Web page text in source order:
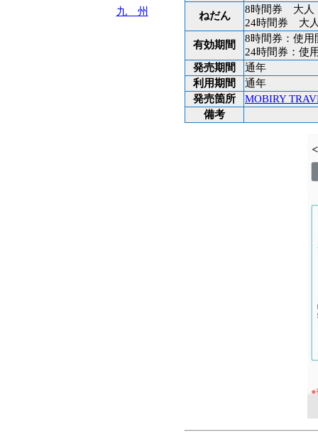
九 州
ねだん
8時間券 大人
24時間券 大
有効期間
8時間券：使用
24時間券：使
発売期間
通年
利用期間
通年
発売箇所
MOBIRY
備考